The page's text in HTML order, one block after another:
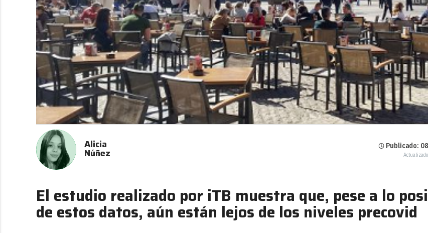
Alicia
Núñez
Publicado:
El estudio realizado por iTB muestra que, pese a lo
de estos datos, aún están lejos de los niveles precovid